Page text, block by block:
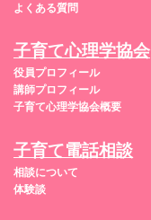
よくある質問
子育て心理学協会
役員プロフィール
講師プロフィール
子育て心理学協会概要
子育て電話相談
相談について
体験談